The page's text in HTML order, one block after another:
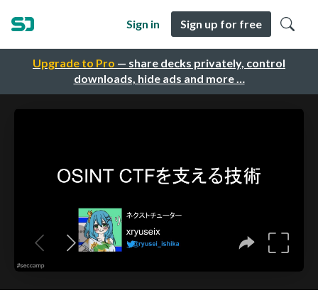
Upgrade to Pro — share decks privately, control
downloads, hide ads and more …
Sign in Sign up for free